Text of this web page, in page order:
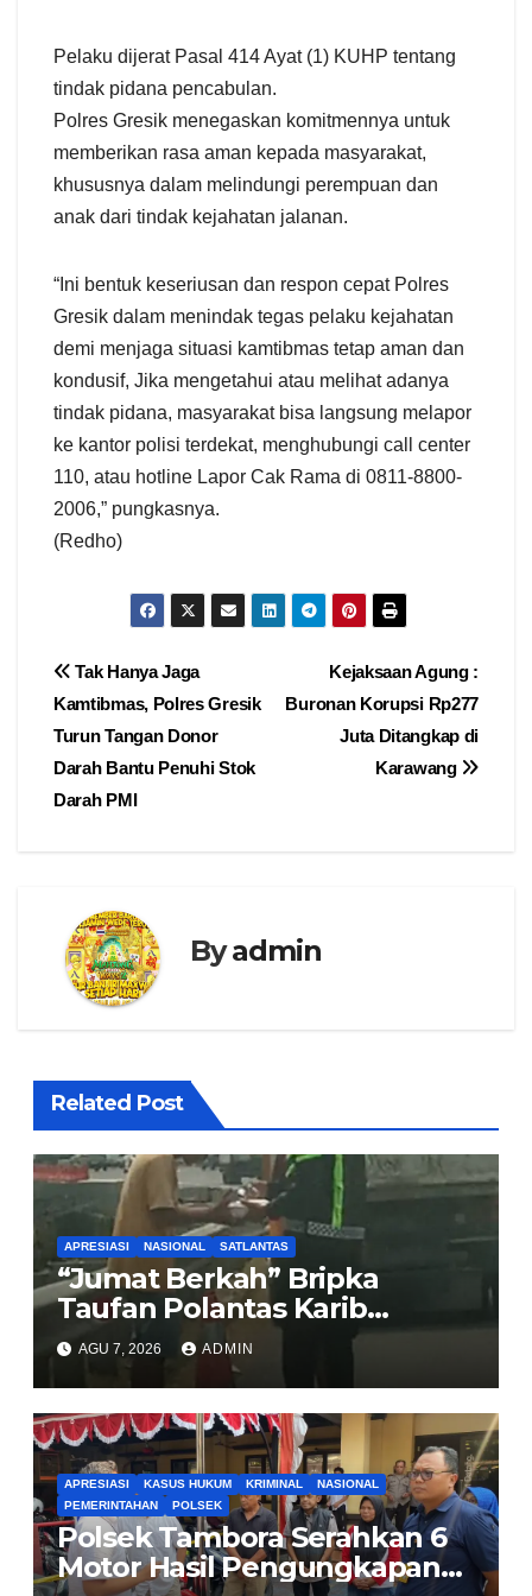
Pelaku dijerat Pasal 414 Ayat (1) KUHP tentang
tindak pidana pencabulan.
Polres Gresik menegaskan komitmennya untuk
memberikan rasa aman kepada masyarakat,
khususnya dalam melindungi perempuan dan
anak dari tindak kejahatan jalanan.
“Ini bentuk keseriusan dan respon cepat Polres
Gresik dalam menindak tegas pelaku kejahatan
demi menjaga situasi kamtibmas tetap aman dan
kondusif, Jika mengetahui atau melihat adanya
tindak pidana, masyarakat bisa langsung melapor
ke kantor polisi terdekat, menghubungi call center
110, atau hotline Lapor Cak Rama di 0811-8800-
2006,” pungkasnya.
(Redho)
Navigasi
pos
Kejaksaan Agung :
Buronan Korupsi Rp277
Juta Ditangkap di
Karawang
Tak Hanya Jaga
Kamtibmas, Polres Gresik
Turun Tangan Donor
Darah Bantu Penuhi Stok
Darah PMI
Byadmin
Related Post
APRESIASI NASIONAL SATLANTAS
“Jumat Berkah” Bripka
Taufan Polantas Karib
Bagikan Nasi Kotak untuk
Sopir Truk yang Mogok di KM
00 Pondok Aren
AGU 7, 2026 ADMIN
APRESIASI KASUS HUKUM KRIMINAL
NASIONAL
PEMERINTAHAN
POLSEK
Polsek Tambora Serahkan 6
Motor Hasil Pengungkapan